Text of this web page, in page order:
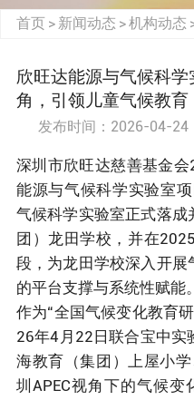
首页 > 新闻动态 >机构动态
欣旺达能源与气候科学
角，引领儿童气候教育
发布时间：2026-04-24
深圳市欣旺达慈善基金
能源与气候科学实验室
气候科学实验室正式落
团）龙田学校，并在
段，为龙田学校深入开
的平台支撑与系统性赋能。
作为“全国气候变化教育
26年4月22日联合宝中实
海教育（集团）上屋小
圳APEC视角下的气候